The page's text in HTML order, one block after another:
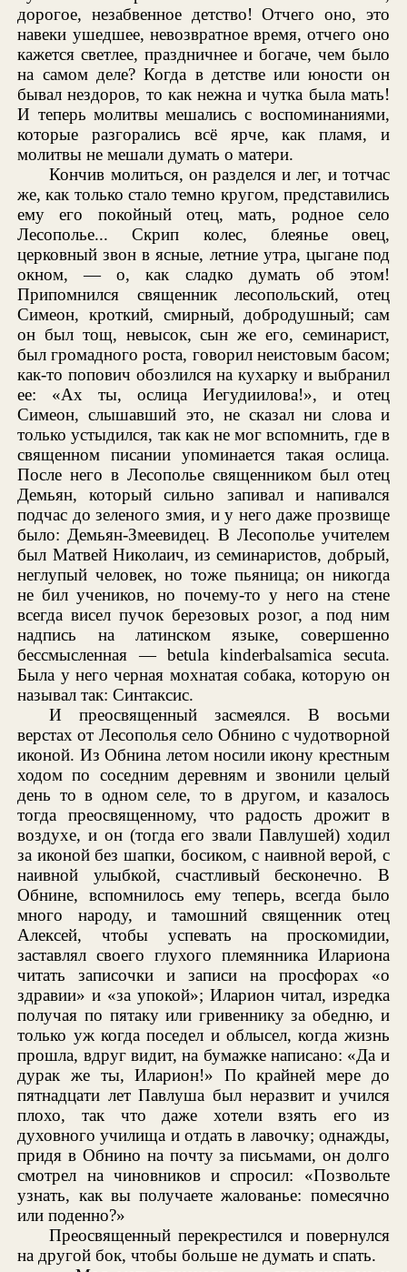
дорогое, незабвенное детство! Отчего оно, это
навеки ушедшее, невозвратное время, отчего оно
кажется светлее, праздничнее и богаче, чем было
на самом деле? Когда в детстве или юности он
бывал нездоров, то как нежна и чутка была мать!
И теперь молитвы мешались с воспоминаниями,
которые разгорались всё ярче, как пламя, и
молитвы не мешали думать о матери.
Кончив молиться, он разделся и лег, и тотчас
же, как только стало темно кругом, представились
ему его покойный отец, мать, родное село
Лесополье... Скрип колес, блеянье овец,
церковный звон в ясные, летние утра, цыгане под
окном, — о, как сладко думать об этом!
Припомнился священник лесопольский, отец
Симеон, кроткий, смирный, добродушный; сам
он был тощ, невысок, сын же его, семинарист,
был громадного роста, говорил неистовым басом;
как-то попович обозлился на кухарку и выбранил
ее: «Ах ты, ослица Иегудиилова!», и отец
Симеон, слышавший это, не сказал ни слова и
только устыдился, так как не мог вспомнить, где в
священном писании упоминается такая ослица.
После него в Лесополье священником был отец
Демьян, который сильно запивал и напивался
подчас до зеленого змия, и у него даже прозвище
было: Демьян-Змеевидец. В Лесополье учителем
был Матвей Николаич, из семинаристов, добрый,
неглупый человек, но тоже пьяница; он никогда
не бил учеников, но почему-то у него на стене
всегда висел пучок березовых розог, а под ним
надпись на латинском языке, совершенно
бессмысленная — betula kinderbalsamica secuta.
Была у него черная мохнатая собака, которую он
называл так: Синтаксис.
И преосвященный засмеялся. В восьми
верстах от Лесополья село Обнино с чудотворной
иконой. Из Обнина летом носили икону крестным
ходом по соседним деревням и звонили целый
день то в одном селе, то в другом, и казалось
тогда преосвященному, что радость дрожит в
воздухе, и он (тогда его звали Павлушей) ходил
за иконой без шапки, босиком, с наивной верой, с
наивной улыбкой, счастливый бесконечно. В
Обнине, вспомнилось ему теперь, всегда было
много народу, и тамошний священник отец
Алексей, чтобы успевать на проскомидии,
заставлял своего глухого племянника Илариона
читать записочки и записи на просфорах «о
здравии» и «за упокой»; Иларион читал, изредка
получая по пятаку или гривеннику за обедню, и
только уж когда поседел и облысел, когда жизнь
прошла, вдруг видит, на бумажке написано: «Да и
дурак же ты, Иларион!» По крайней мере до
пятнадцати лет Павлуша был неразвит и учился
плохо, так что даже хотели взять его из
духовного училища и отдать в лавочку; однажды,
придя в Обнино на почту за письмами, он долго
смотрел на чиновников и спросил: «Позвольте
узнать, как вы получаете жалованье: помесячно
или поденно?»
Преосвященный перекрестился и повернулся
на другой бок, чтобы больше не думать и спать.